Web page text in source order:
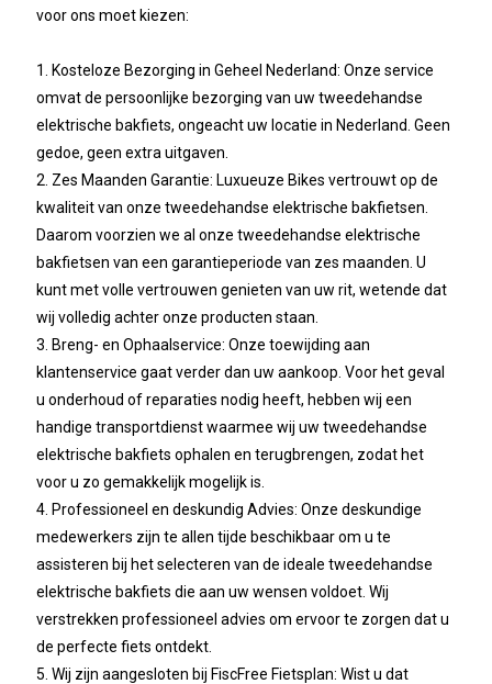
voor ons moet kiezen:
1. Kosteloze Bezorging in Geheel Nederland: Onze service
omvat de persoonlijke bezorging van uw tweedehandse
elektrische bakfiets, ongeacht uw locatie in Nederland. Geen
gedoe, geen extra uitgaven.
2. Zes Maanden Garantie: Luxueuze Bikes vertrouwt op de
kwaliteit van onze tweedehandse elektrische bakfietsen.
Daarom voorzien we al onze tweedehandse elektrische
bakfietsen van een garantieperiode van zes maanden. U
kunt met volle vertrouwen genieten van uw rit, wetende dat
wij volledig achter onze producten staan.
3. Breng- en Ophaalservice: Onze toewijding aan
klantenservice gaat verder dan uw aankoop. Voor het geval
u onderhoud of reparaties nodig heeft, hebben wij een
handige transportdienst waarmee wij uw tweedehandse
elektrische bakfiets ophalen en terugbrengen, zodat het
voor u zo gemakkelijk mogelijk is.
4. Professioneel en deskundig Advies: Onze deskundige
medewerkers zijn te allen tijde beschikbaar om u te
assisteren bij het selecteren van de ideale tweedehandse
elektrische bakfiets die aan uw wensen voldoet. Wij
verstrekken professioneel advies om ervoor te zorgen dat u
de perfecte fiets ontdekt.
5. Wij zijn aangesloten bij FiscFree Fietsplan: Wist u dat